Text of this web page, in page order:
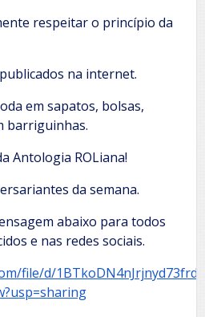
respeitar o princípio da
na internet.
em sapatos, bolsas,
barriguinhas.
Antologia ROLiana!
da semana.
abaixo para todos
e nas redes sociais.
file/d/1BTkoDN4nJrjnyd73frd-